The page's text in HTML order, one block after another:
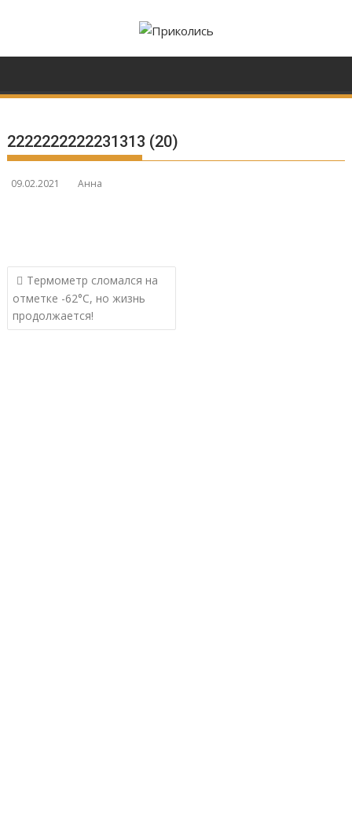
2222222222231313 (20)
09.02.2021 Анна
Навигация
по
записям
Термометр сломался на
отметке -62°С, но жизнь
продолжается!